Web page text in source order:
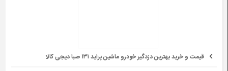
قیمت و خرید بهترین دزدگیر خودرو ماشین پراید ۱۳۱ صبا دیجی کالا